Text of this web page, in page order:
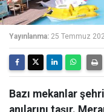
Yayınlanma: 25 Temmuz
Bazı mekanlar
anılarını taşır.